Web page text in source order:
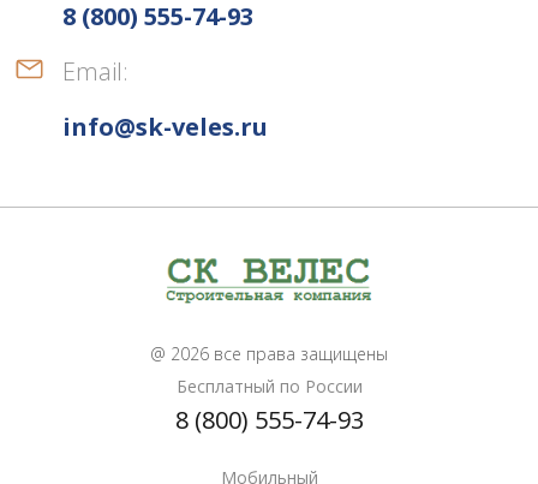
8 (800) 555-74-93
Email:
info@sk-veles.ru
@ 2026 все права защищены
Бесплатный по России
8 (800) 555-74-93
Мобильный